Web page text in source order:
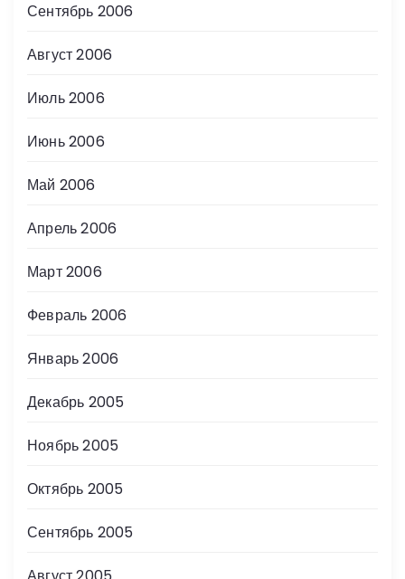
Сентябрь 2006
Август 2006
Июль 2006
Июнь 2006
Май 2006
Апрель 2006
Март 2006
Февраль 2006
Январь 2006
Декабрь 2005
Ноябрь 2005
Октябрь 2005
Сентябрь 2005